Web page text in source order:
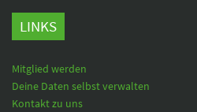
LINKS
Mitglied werden
Deine Daten selbst verwalten
Kontakt zu uns